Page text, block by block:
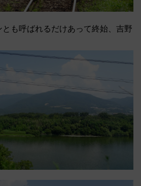
も呼ばれるだけあって終始、吉野